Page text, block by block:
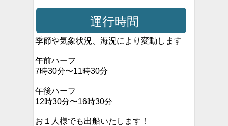
運行時間
季節や気象状況、海況により変動します
午前ハーフ
7時30分〜11時30分
午後ハーフ
12時30分〜16時30分
お１人様でも出船いたします！